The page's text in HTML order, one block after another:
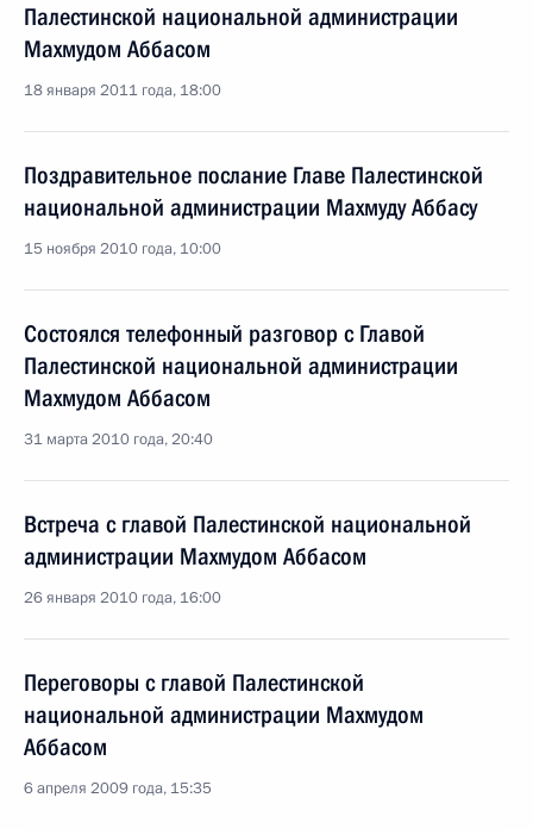
Палестинской национальной администрации
Махмудом Аббасом
18 января 2011 года, 18:00
Поздравительное послание Главе Палестинской
национальной администрации Махмуду Аббасу
15 ноября 2010 года, 10:00
Состоялся телефонный разговор с Главой
Палестинской национальной администрации
Махмудом Аббасом
31 марта 2010 года, 20:40
Встреча с главой Палестинской национальной
администрации Махмудом Аббасом
26 января 2010 года, 16:00
Переговоры с главой Палестинской
национальной администрации Махмудом
Аббасом
6 апреля 2009 года, 15:35